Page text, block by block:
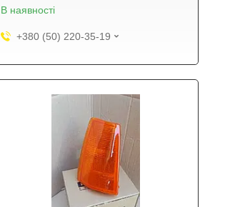
В наявності
+380 (50) 220-35-19